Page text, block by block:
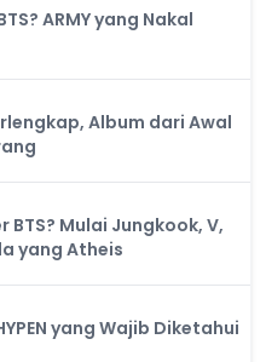
ARMY yang Nakal
Album dari Awal
Mulai Jungkook, V,
yang Atheis
yang Wajib Diketahui